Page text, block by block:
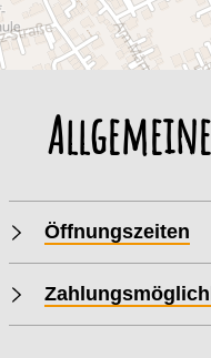
Öffnungszeiten